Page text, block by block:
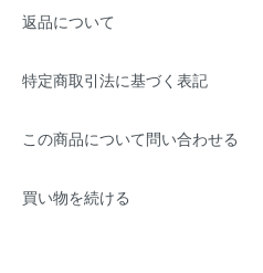
返品について
特定商取引法に基づく表記
この商品について問い合わせる
買い物を続ける